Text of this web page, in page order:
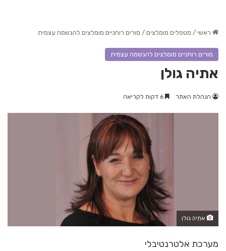
ראשי / מטפלים מומלצים / מורים רוחניים מומלצים להגשמה עצמית
מורים רוחניים מומלצים להגשמה עצמית
אתיה גולן
הנהלת האתר
אתיה גולן
מערכת אלטרנטיבלי